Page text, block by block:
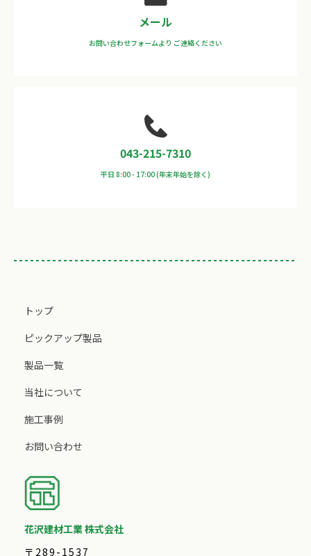
メール
お問い合わせフォームより ご連絡ください
043-215-7310
平日 8:00 - 17:00(年末年始を除く)
トップ
ピックアップ製品
製品一覧
当社について
施工事例
お問い合わせ
花沢建材工業 株式会社
〒289-1537